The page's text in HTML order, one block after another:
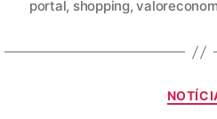
portal, shopping,